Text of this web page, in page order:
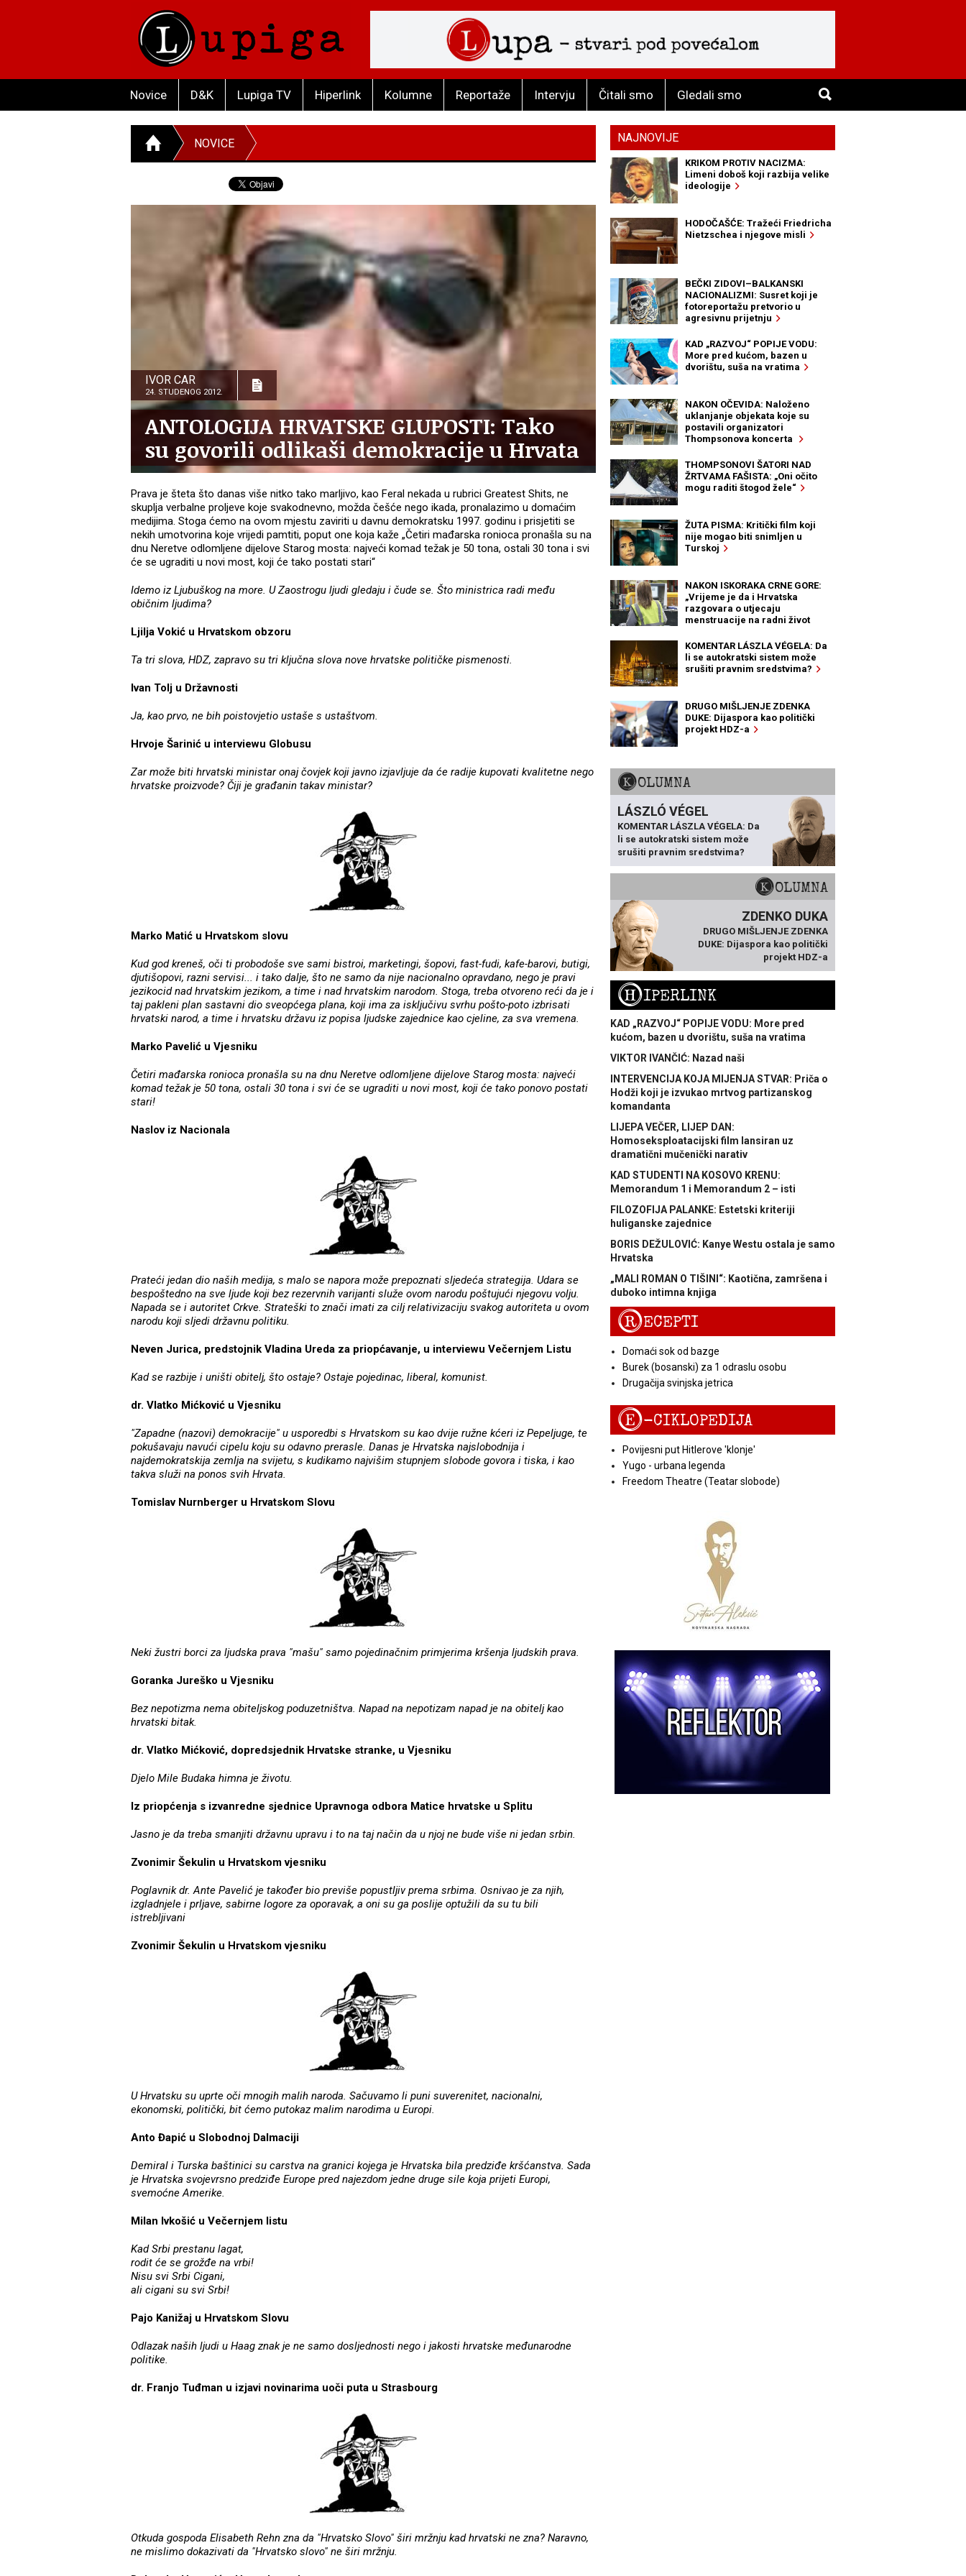
Novice D&K Lupiga TV Hiperlink Kolumne Reportaže Intervju Čitali smo Gledali smo
NOVICE
IVOR CAR
24. STUDENOG 2012.
ANTOLOGIJA HRVATSKE GLUPOSTI: Tako
su govorili odlikaši demokracije u Hrvata
Prava je šteta što danas više nitko tako marljivo, kao Feral nekada u rubrici Greatest Shits, ne
skuplja verbalne proljeve koje svakodnevno, možda češće nego ikada, pronalazimo u domaćim
medijima. Stoga ćemo na ovom mjestu zaviriti u davnu demokratsku 1997. godinu i prisjetiti se
nekih umotvorina koje vrijedi pamtiti, poput one koja kaže „Četiri mađarska ronioca pronašla su na
dnu Neretve odlomljene dijelove Starog mosta: najveći komad težak je 50 tona, ostali 30 tona i svi
će se ugraditi u novi most, koji će tako postati stari“
Idemo iz Ljubuškog na more. U Zaostrogu ljudi gledaju i čude se. Što ministrica radi među
običnim ljudima?
Ljilja Vokić u Hrvatskom obzoru
Ta tri slova, HDZ, zapravo su tri ključna slova nove hrvatske političke pismenosti.
Ivan Tolj u Državnosti
Ja, kao prvo, ne bih poistovjetio ustaše s ustaštvom.
Hrvoje Šarinić u interviewu Globusu
Zar može biti hrvatski ministar onaj čovjek koji javno izjavljuje da će radije kupovati kvalitetne nego
hrvatske proizvode? Čiji je građanin takav ministar?
Marko Matić u Hrvatskom slovu
Kud god kreneš, oči ti probodoše sve sami bistroi, marketingi, šopovi, fast-fudi, kafe-barovi, butigi,
djutišopovi, razni servisi... i tako dalje, što ne samo da nije nacionalno opravdano, nego je pravi
jezikocid nad hrvatskim jezikom, a time i nad hrvatskim narodom. Stoga, treba otvoreno reći da je i
taj pakleni plan sastavni dio sveopćega plana, koji ima za isključivu svrhu pošto-poto izbrisati
hrvatski narod, a time i hrvatsku državu iz popisa ljudske zajednice kao cjeline, za sva vremena.
Marko Pavelić u Vjesniku
Četiri mađarska ronioca pronašla su na dnu Neretve odlomljene dijelove Starog mosta: najveći
komad težak je 50 tona, ostali 30 tona i svi će se ugraditi u novi most, koji će tako ponovo postati
stari!
Naslov iz Nacionala
Prateći jedan dio naših medija, s malo se napora može prepoznati sljedeća strategija. Udara se
bespoštedno na sve ljude koji bez rezervnih varijanti služe ovom narodu poštujući njegovu volju.
Napada se i autoritet Crkve. Strateški to znači imati za cilj relativizaciju svakog autoriteta u ovom
narodu koji sljedi državnu politiku.
Neven Jurica, predstojnik Vladina Ureda za priopćavanje, u interviewu Večernjem Listu
Kad se razbije i uništi obitelj, što ostaje? Ostaje pojedinac, liberal, komunist.
dr. Vlatko Mićković u Vjesniku
"Zapadne (nazovi) demokracije" u usporedbi s Hrvatskom su kao dvije ružne kćeri iz Pepeljuge, te
pokušavaju navući cipelu koju su odavno prerasle. Danas je Hrvatska najslobodnija i
najdemokratskija zemlja na svijetu, s kudikamo najvišim stupnjem slobode govora i tiska, i kao
takva služi na ponos svih Hrvata.
Tomislav Nurnberger u Hrvatskom Slovu
Neki žustri borci za ljudska prava "mašu" samo pojedinačnim primjerima kršenja ljudskih prava.
Goranka Jureško u Vjesniku
Bez nepotizma nema obiteljskog poduzetništva. Napad na nepotizam napad je na obitelj kao
hrvatski bitak.
dr. Vlatko Mićković, dopredsjednik Hrvatske stranke, u Vjesniku
Djelo Mile Budaka himna je životu.
Iz priopćenja s izvanredne sjednice Upravnoga odbora Matice hrvatske u Splitu
Jasno je da treba smanjiti državnu upravu i to na taj način da u njoj ne bude više ni jedan srbin.
Zvonimir Šekulin u Hrvatskom vjesniku
Poglavnik dr. Ante Pavelić je također bio previše popustljiv prema srbima. Osnivao je za njih,
izgladnjele i prljave, sabirne logore za oporavak, a oni su ga poslije optužili da su tu bili
istrebljivani
Zvonimir Šekulin u Hrvatskom vjesniku
U Hrvatsku su uprte oči mnogih malih naroda. Sačuvamo li puni suverenitet, nacionalni,
ekonomski, politički, bit ćemo putokaz malim narodima u Europi.
Anto Đapić u Slobodnoj Dalmaciji
Demiral i Turska baštinici su carstva na granici kojega je Hrvatska bila predziđe kršćanstva. Sada
je Hrvatska svojevrsno predziđe Europe pred najezdom jedne druge sile koja prijeti Europi,
svemoćne Amerike.
Milan Ivkošić u Večernjem listu
Kad Srbi prestanu lagat,
rodit će se grožđe na vrbi!
Nisu svi Srbi Cigani,
ali cigani su svi Srbi!
Pajo Kanižaj u Hrvatskom Slovu
Odlazak naših ljudi u Haag znak je ne samo dosljednosti nego i jakosti hrvatske međunarodne
politike.
dr. Franjo Tuđman u izjavi novinarima uoči puta u Strasbourg
Otkuda gospoda Elisabeth Rehn zna da "Hrvatsko Slovo" širi mržnju kad hrvatski ne zna? Naravno,
ne mislimo dokazivati da "Hrvatsko slovo" ne širi mržnju.
NAJNOVIJE
KRIKOM PROTIV NACIZMA:
Limeni doboš koji razbija velike
ideologije
HODOČAŠĆE: Tražeći Friedricha
Nietzschea i njegove misli
BEČKI ZIDOVI–BALKANSKI
NACIONALIZMI: Susret koji je
fotoreportažu pretvorio u
agresivnu prijetnju
KAD „RAZVOJ“ POPIJE VODU:
More pred kućom, bazen u
dvorištu, suša na vratima
NAKON OČEVIDA: Naloženo
uklanjanje objekata koje su
postavili organizatori
Thompsonova koncerta
THOMPSONOVI ŠATORI NAD
ŽRTVAMA FAŠISTA: „Oni očito
mogu raditi štogod žele“
ŽUTA PISMA: Kritički film koji
nije mogao biti snimljen u
Turskoj
NAKON ISKORAKA CRNE GORE:
„Vrijeme je da i Hrvatska
razgovara o utjecaju
menstruacije na radni život
KOMENTAR LÁSZLA VÉGELA: Da
li se autokratski sistem može
srušiti pravnim sredstvima?
DRUGO MIŠLJENJE ZDENKA
DUKE: Dijaspora kao politički
projekt HDZ-a
KOLUMNA
LÁSZLÓ VÉGEL
KOMENTAR LÁSZLA VÉGELA: Da
li se autokratski sistem može
srušiti pravnim sredstvima?
KOLUMNA
ZDENKO DUKA
DRUGO MIŠLJENJE ZDENKA
DUKE: Dijaspora kao politički
projekt HDZ-a
HIPERLINK
KAD „RAZVOJ“ POPIJE VODU: More pred
kućom, bazen u dvorištu, suša na vratima
VIKTOR IVANČIĆ: Nazad naši
INTERVENCIJA KOJA MIJENJA STVAR: Priča o
Hodži koji je izvukao mrtvog partizanskog
komandanta
LIJEPA VEČER, LIJEP DAN:
Homoseksploatacijski film lansiran uz
dramatični mučenički narativ
KAD STUDENTI NA KOSOVO KRENU:
Memorandum 1 i Memorandum 2 – isti
FILOZOFIJA PALANKE: Estetski kriteriji
huliganske zajednice
BORIS DEŽULOVIĆ: Kanye Westu ostala je samo
Hrvatska
„MALI ROMAN O TIŠINI“: Kaotična, zamršena i
duboko intimna knjiga
RECEPTI
Domaći sok od bazge
Burek (bosanski) za 1 odraslu osobu
Drugačija svinjska jetrica
E-CIKLOPEDIJA
Povijesni put Hitlerove 'klonje'
Yugo - urbana legenda
Freedom Theatre (Teatar slobode)